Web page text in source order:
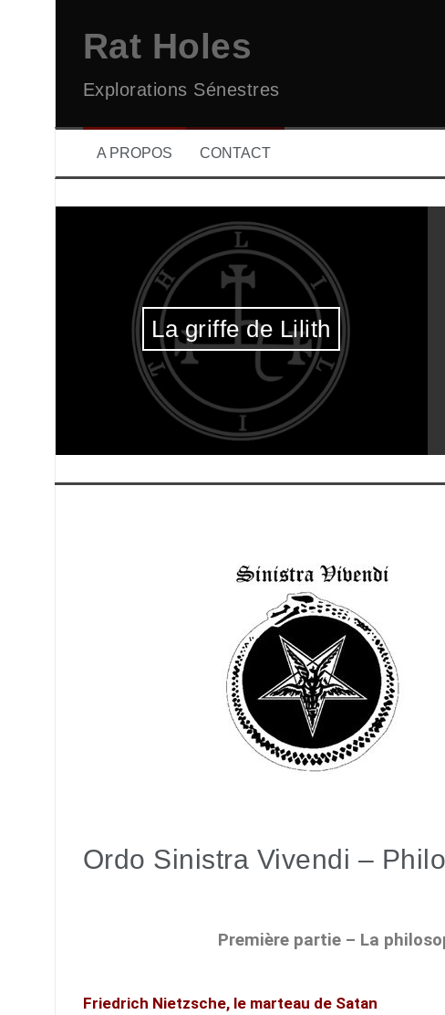
Rat Holes
Explorations Sénestres
A PROPOS CONTACT
La griffe de Lilith
Ordo Sinistra Vivendi –
Première partie – La
Friedrich Nietzsche, le marteau de Satan